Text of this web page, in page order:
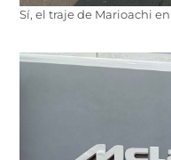
Sí, el traje de Marioachi